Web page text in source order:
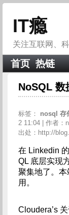
IT瘾
关注互联网、
首页 热链
NoSQL 数
标签： nosql 存
2 11:04 | 作者：
出处：http://
在 Linkedin 的
QL 底层实现
聚集地了。
用。
Cloudera’s